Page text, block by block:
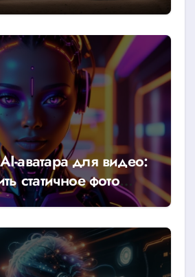
аватара для видео:
статичное фото